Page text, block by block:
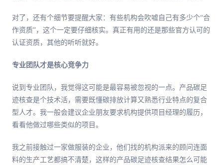
对了，还有个细节要提醒大家：有些机构会吹嘘自己有多少个“合
作资质”，这个一定要仔细核实。真正有用的还是那些官方认可的
认证资质，其他的听听就好。
专业团队才是核心竞争力
说到专业团队，我觉得这可能是最容易被忽视的一点。产品碳足
迹核查是个技术活，需要既懂碳排放计算又熟悉行业特点的复合
型人才。我一般会建议企业朋友要求机构提供项目经理的履历，
看看他做过哪些类似的项目。
我之前接触过一家做服装的企业，他们找的机构派来的顾问连面
料的生产工艺都搞不清楚，这样的产品碳足迹核查结果怎么可能